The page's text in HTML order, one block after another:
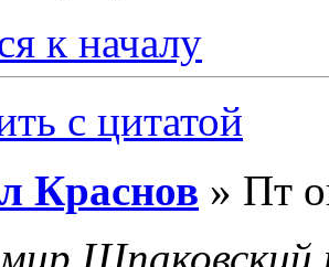
к началу
с цитатой
Краснов » Пт